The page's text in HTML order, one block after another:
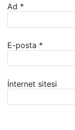
Ad *
E-posta *
İnternet sitesi